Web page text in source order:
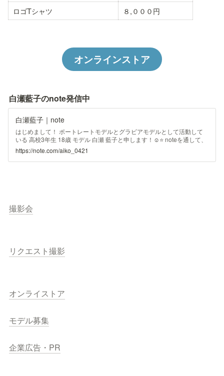
ロゴTシャツ
８,０００円
オンラインストア
白瀬藍子のnote発信中
白瀬藍子｜note
はじめまして！ ポートレートモデルとグラビアモデルとして活動して
いる 高校3年生 18歳 モデル 白瀬 藍子と申します！☺️⭐️ noteを通して、
私の事を知ってくださると嬉しいです。
https://note.com/aiko_0421
撮影会
リクエスト撮影
オンライストア
モデル募集
企業広告・PR